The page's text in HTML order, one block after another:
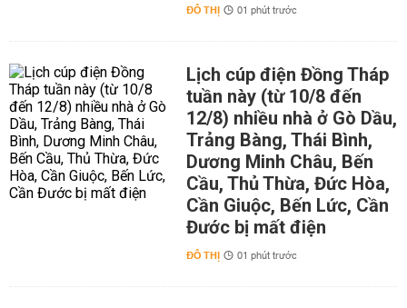
ĐÔ THỊ 01 phút trước
Lịch cúp điện Đồng Tháp
tuần này (từ 10/8 đến
12/8) nhiều nhà ở Gò Dầu,
Trảng Bàng, Thái Bình,
Dương Minh Châu, Bến
Cầu, Thủ Thừa, Đức Hòa,
Cần Giuộc, Bến Lức, Cần
Đước bị mất điện
ĐÔ THỊ 01 phút trước